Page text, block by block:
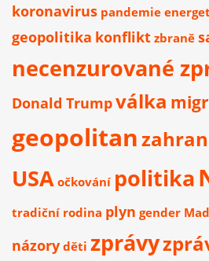
koronavirus pandemie
geopolitika konflikt zbraně
necenzurované
Donald Trumpválka
geopolitan
USA očkování politika
tradiční rodina plyn gender
názory děti zprávy